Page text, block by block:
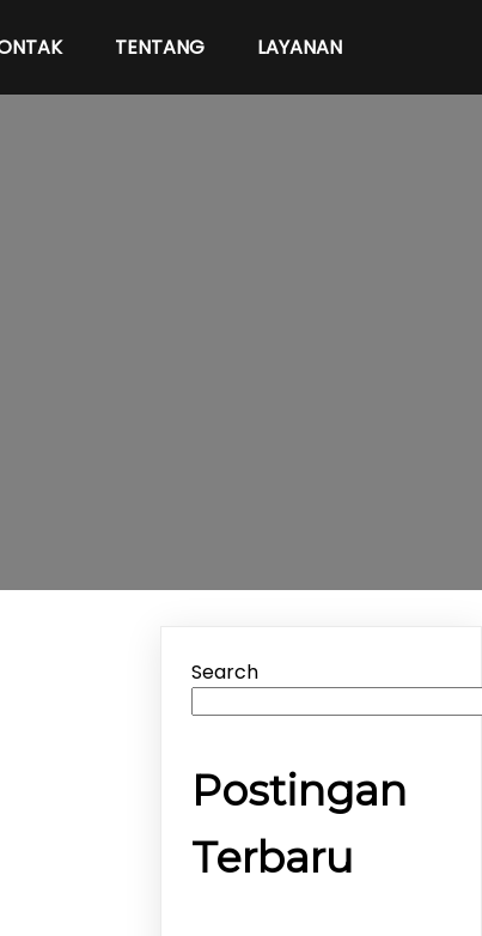
TENTANG LAYANAN
Search
Postingan
Terbaru